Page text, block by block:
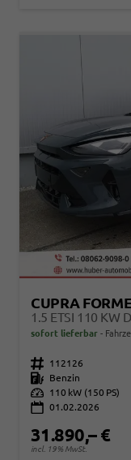
CUPRA
1.5 ETSI 110 KW
sofort lieferbar
Fahrzeugnr. 112126
Kraftstoff
Benzin
Leistung
110 kW (150 PS)
01.02.2026
31.890,– €
incl. 19% MwSt.